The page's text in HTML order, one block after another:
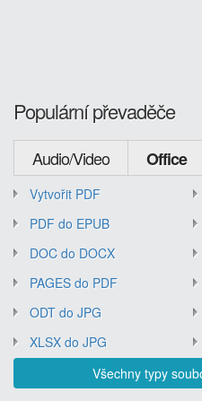
Populární převaděče
Audio/Video Office
Vytvořit PDF
PDF do EPUB
DOC do DOCX
PAGES do PDF
ODT do JPG
XLSX do JPG
Všechny typy